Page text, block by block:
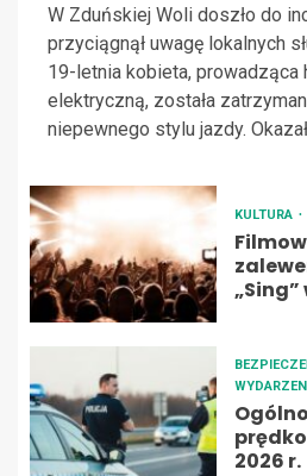
W Zduńskiej Woli doszło do
przyciągnął uwagę lokalnych
19-letnia kobieta, prowadząca
elektryczną, została
niepewnego stylu jazdy.
KULTURA
2026 r.